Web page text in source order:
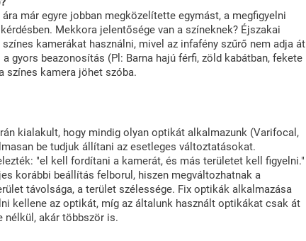
már egyre jobban megközelítette egymást, a megfigyelni
Mekkora jelentősége van a színeknek? Éjszakai
kamerákat használni, mivel az infafény szűrő nem adja át
gyors beazonosítás (Pl: Barna hajú férfi, zöld kabátban, fekete
színes kamera jöhet szóba.
kialakult, hogy mindig olyan optikát alkalmazunk (Varifocal,
be tudjuk állítani az esetleges változtatásokat.
"el kell fordítani a kamerát, és más területet kell figyelni."
korábbi beállítás felborul, hiszen megváltozhatnak a
távolsága, a terület szélessége. Fix optikák alkalmazása
kellene az optikát, míg az általunk használt optikákat csak át
nélkül, akár többször is.